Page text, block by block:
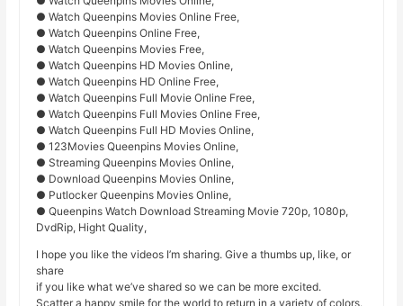
● Watch Queenpins Movies Online Free,
● Watch Queenpins Online Free,
● Watch Queenpins Movies Free,
● Watch Queenpins HD Movies Online,
● Watch Queenpins HD Online Free,
● Watch Queenpins Full Movie Online Free,
● Watch Queenpins Full Movies Online Free,
● Watch Queenpins Full HD Movies Online,
● 123Movies Queenpins Movies Online,
● Streaming Queenpins Movies Online,
● Download Queenpins Movies Online,
● Putlocker Queenpins Movies Online,
● Queenpins Watch Download Streaming Movie 720p, 1080p,
DvdRip, Hight Quality,
I hope you like the videos I’m sharing. Give a thumbs up, like, or
share
if you like what we’ve shared so we can be more excited.
Scatter a happy smile for the world to return in a variety of colors.